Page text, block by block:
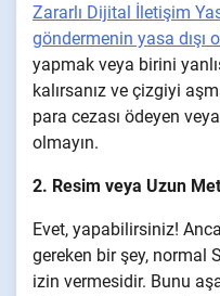
Zararlı Dijital İletişim
göndermenin yasa dışı
yapmak veya birini
kalırsanız ve çizgiyi
para cezası ödeyen
olmayın.
2. Resim veya Uzun
Evet, yapabilirsiniz!
gereken bir şey, normal
izin vermesidir. Bunu